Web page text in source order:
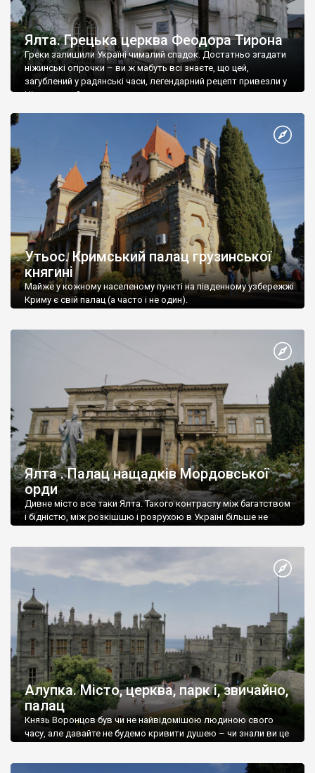
Ялта. Грецька церква Феодора Тирона
Греки залишили Україні чималий спадок. Достатньо згадати
ніжинські огірочки – ви ж мабуть всі знаєте, що цей,
загублений у радянські часи, легендарний рецепт привезли у
Ніжин греки?
Утьос. Кримський палац грузинської
княгині
Майже у кожному населеному пункті на південному узбережжі
Криму є свій палац (а часто і не один).
Ялта . Палац нащадків Мордовської
орди
Дивне місто все таки Ялта. Такого контрасту між багатством
і бідністю, між розкішшю і розрухою в Україні більше не
Алупка. Місто, церква, парк і, звичайно,
палац
Князь Воронцов був чи не найвідомішою людиною свого
часу, але давайте не будемо кривити душею – чи знали ви це